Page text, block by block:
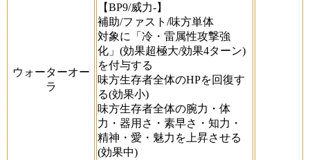
ウォーターオー
ラ
【BP9/威力-】
補助/ファスト/味方単体
対象に「冷・雷属性攻撃強
化」(効果超極大/効果4ターン)
を付与する
味方生存者全体のHPを回復す
る(効果小)
味方生存者全体の腕力・体
力・器用さ・素早さ・知力・
精神・愛・魅力を上昇させる
(効果中)